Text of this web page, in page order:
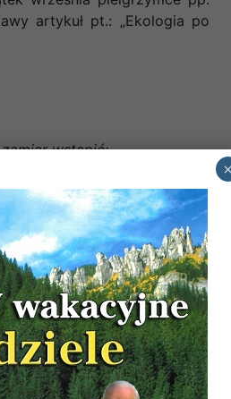
artykuł pt.: „Ekologia po
wstąpić:
PIERWSZE.
×